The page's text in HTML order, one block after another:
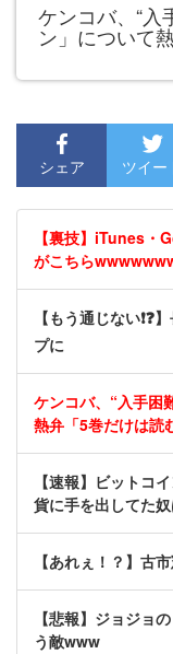
ケンコバ、“入
ン」について
シェア ツイー
【裏技】iTunes・
がこちら
【もう通じない
プに
ケンコバ、“入手困
熱弁「5巻だけは読
【速報】ビットコ
貨に手を出してた
【あれぇ！？】古
【悲報】ジョジョ
う敵www